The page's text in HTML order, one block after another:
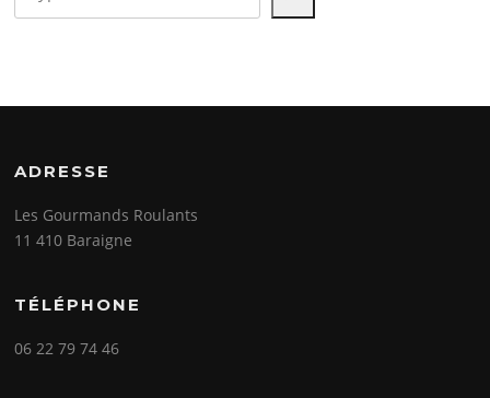
ADRESSE
Les Gourmands Roulants
11 410 Baraigne
TÉLÉPHONE
06 22 79 74 46